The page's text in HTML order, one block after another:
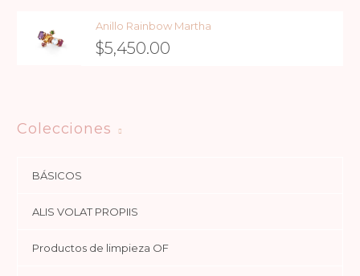
Anillo Rainbow Martha
$5,450.00
Colecciones
BÁSICOS
ALIS VOLAT PROPIIS
Productos de limpieza OF